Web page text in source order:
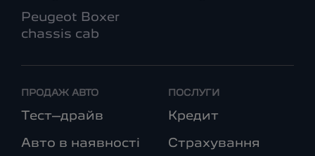
Peugeot Boxer
chassis cab
ПРОДАЖ АВТО
Тест–драйв
Авто в наявності
ПОСЛУГИ
Кредит
Страхування